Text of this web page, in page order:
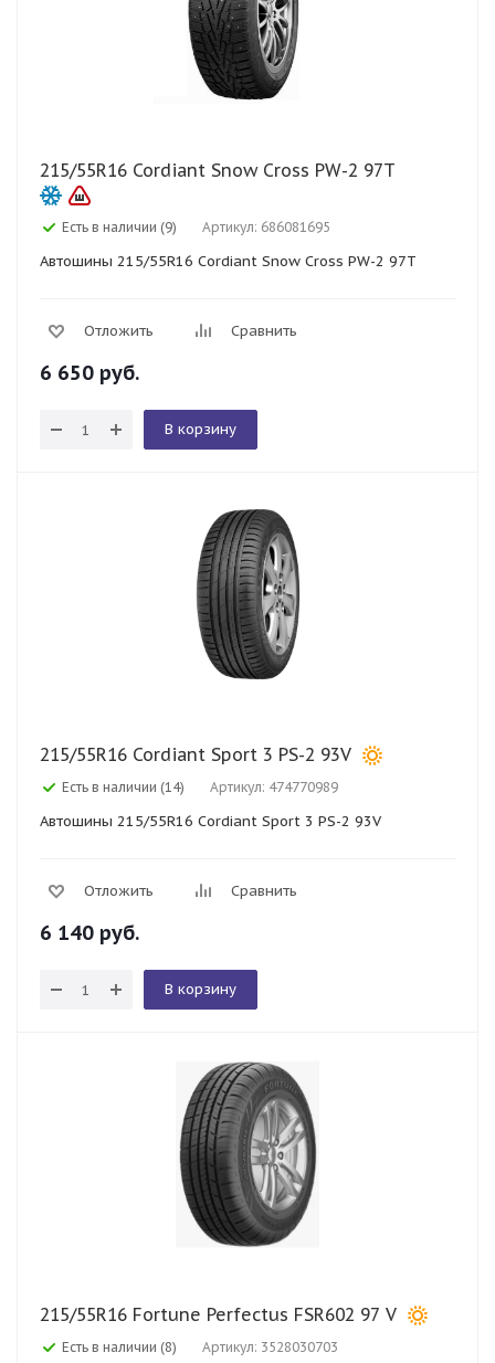
215/55R16 Cordiant Snow Cross PW-2 97T
Есть в наличии (9) Артикул: 686081695
Автошины 215/55R16 Cordiant Snow Cross PW-2 97T
Отложить Сравнить
6 650 руб.
В корзину
215/55R16 Cordiant Sport 3 PS-2 93V
Есть в наличии (14) Артикул: 474770989
Автошины 215/55R16 Cordiant Sport 3 PS-2 93V
Отложить Сравнить
6 140 руб.
В корзину
215/55R16 Fortune Perfectus FSR602 97 V
Есть в наличии (8) Артикул: 3528030703